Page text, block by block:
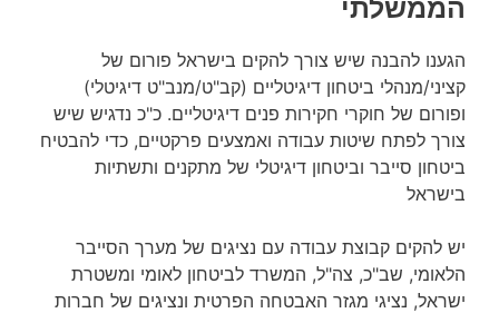
הממשלתי
הגענו להבנה שיש צורך להקים בישראל פורום של
קציני/מנהלי ביטחון דיגיטליים (קב"ט/מנב"ט דיגיטלי)
ופורום של חוקרי חקירות פנים דיגיטליים. כ"כ נדגיש שיש
צורך לפתח שיטות עבודה ואמצעים פרקטיים, כדי להבטיח
ביטחון סייבר וביטחון דיגיטלי של מתקנים ותשתיות
בישראל
יש להקים קבוצת עבודה עם נציגים של מערך הסייבר
הלאומי, שב"כ, צה"ל, המשרד לביטחון לאומי ומשטרת
ישראל, נציגי מגזר האבטחה הפרטית ונציגים של חברות